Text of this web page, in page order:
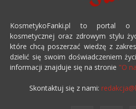
KosmetykoFanki.pl to portal o
kosmetycznej oraz zdrowym stylu
które chcą poszerzać wiedzę z
dzielić się swoim doświadczeniem
informacji znajduje się na stronie "O
Skontaktuj się z nami: